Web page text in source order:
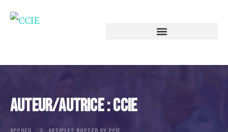
Auteur/autrice :CCIE